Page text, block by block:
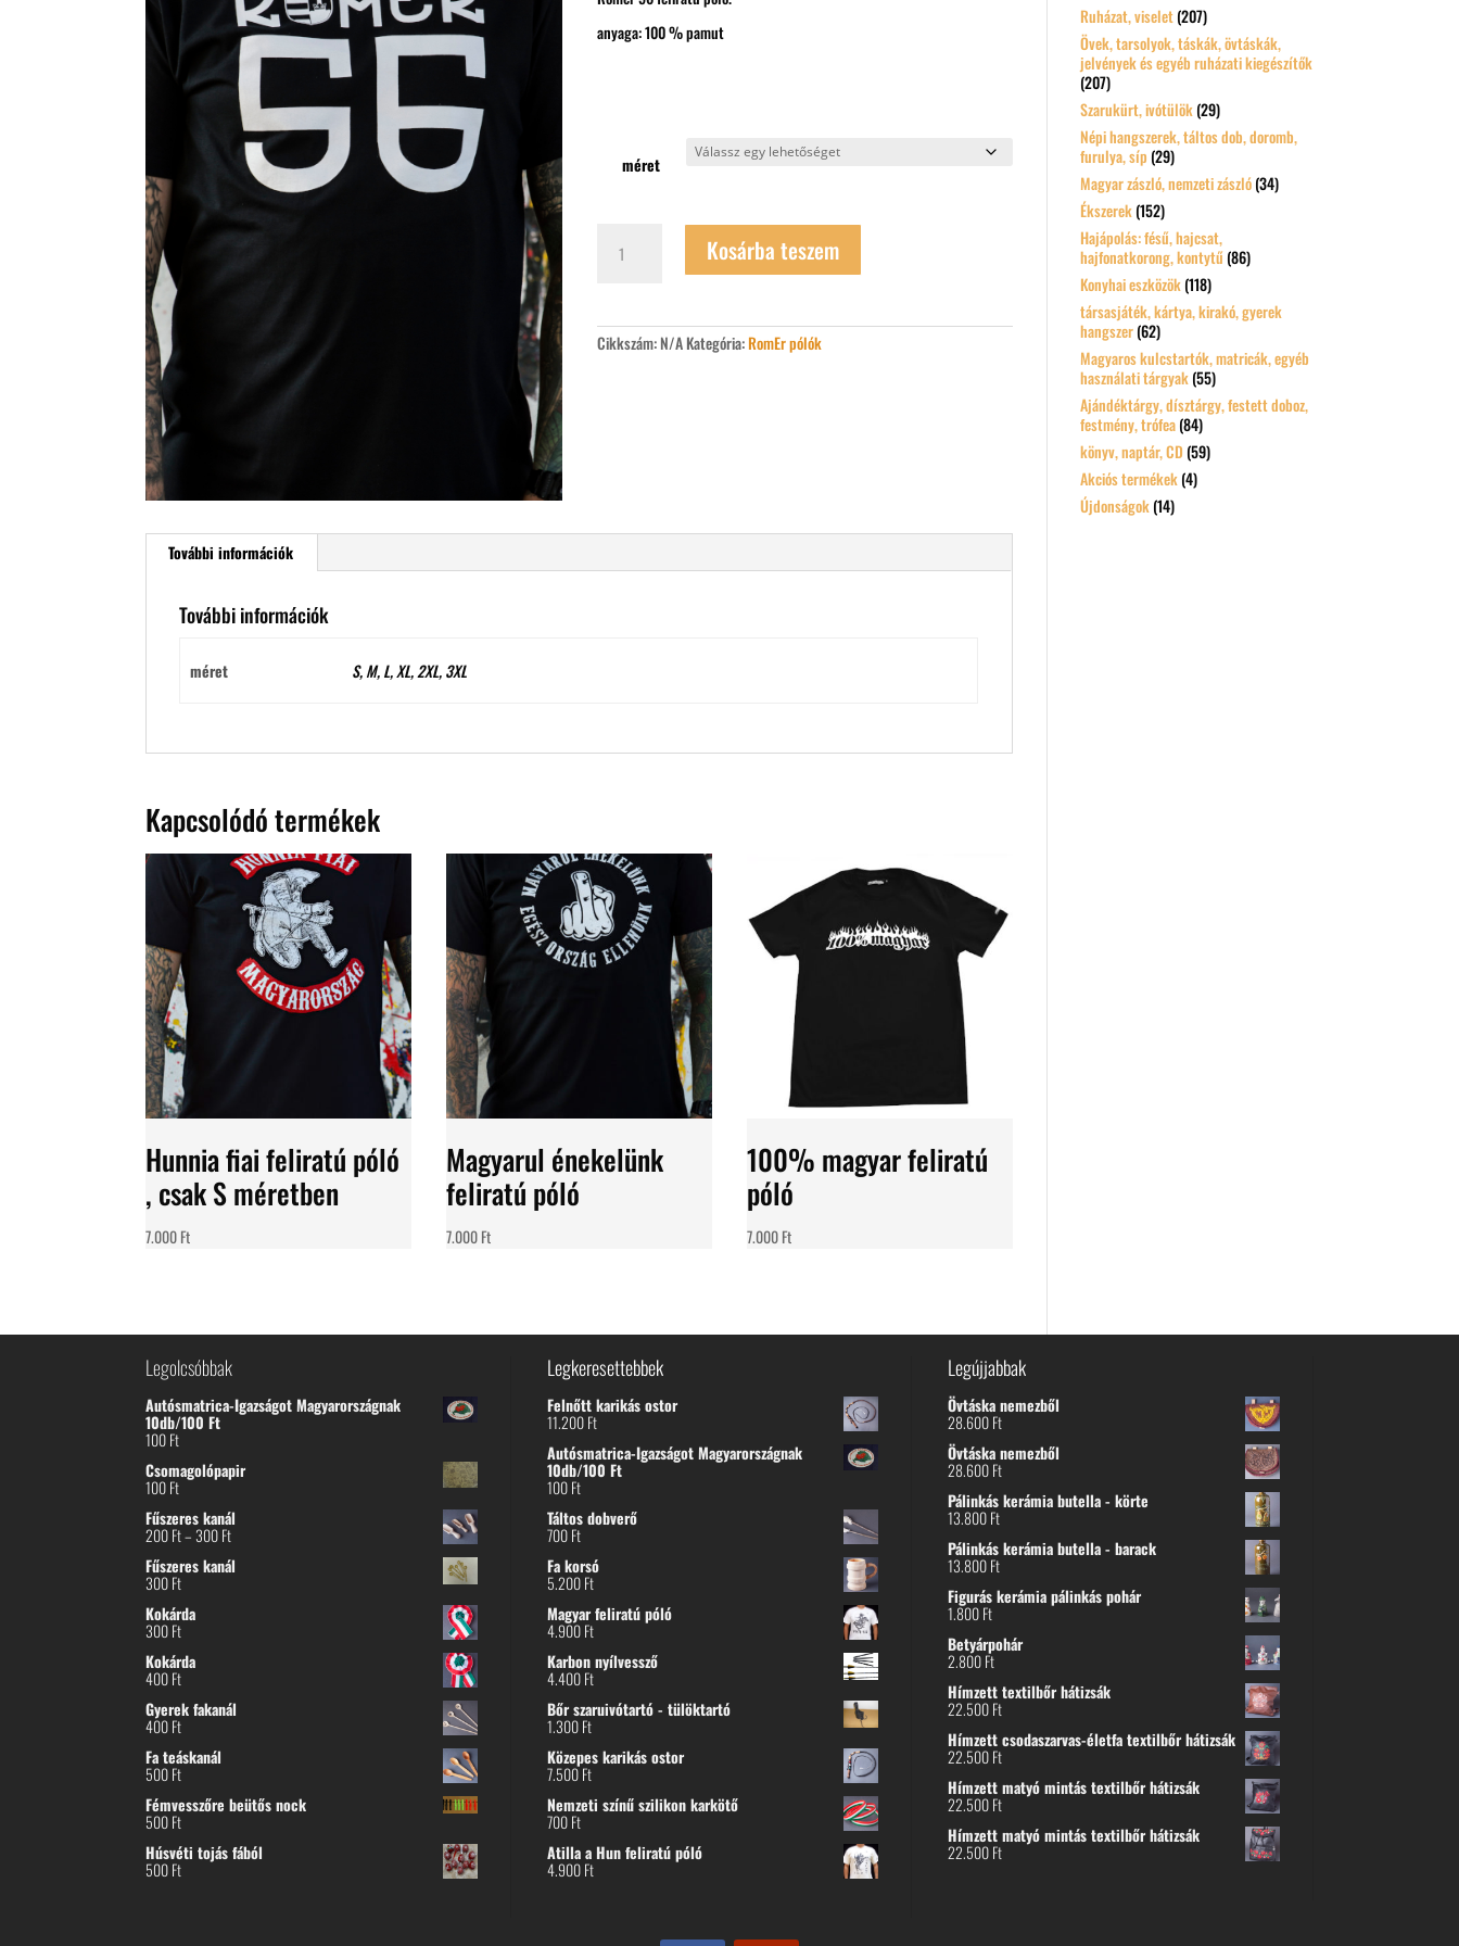
anyaga: 100 % pamut
méret
Kosárba teszem
Cikkszám:N/A Kategória:RomEr pólók
További információk
További információk
méret S, M, L, XL, 2XL, 3XL
Kapcsolódó termékek
Hunnia fiai feliratú póló
, csak S méretben
7.000Ft
Magyarul énekelünk
feliratú póló
7.000Ft
100% magyar feliratú
póló
7.000Ft
Ruházat, viselet(207)
Övek, tarsolyok, táskák, övtáskák,
jelvények és egyéb ruházati kiegészítők
(207)
Szarukürt, ivótülök(29)
Népi hangszerek, táltos dob, doromb,
furulya, síp (29)
Magyar zászló, nemzeti zászló(34)
Ékszerek(152)
Hajápolás: fésű, hajcsat,
hajfonatkorong, kontytű(86)
Konyhai eszközök(118)
társasjáték, kártya, kirakó, gyerek
hangszer(62)
Magyaros kulcstartók, matricák, egyéb
használati tárgyak(55)
Ajándéktárgy, dísztárgy, festett doboz,
festmény, trófea(84)
könyv, naptár, CD (59)
Akciós termékek(4)
Újdonságok(14)
Legolcsóbbak
Autósmatrica-Igazságot Magyarországnak
10db/100 Ft
100Ft
Csomagolópapir
100Ft
Fűszeres kanál
200Ft– 300FtÁrtartomány:
-
Fűszeres kanál
300Ft
Kokárda
300Ft
Kokárda
400Ft
Gyerek fakanál
400Ft
Fa teáskanál
500Ft
Fémvesszőre beütős nock
500Ft
Húsvéti tojás fából
500Ft
Legkeresettebbek
Felnőtt karikás ostor
11.200Ft
Autósmatrica-Igazságot Magyarországnak
10db/100 Ft
100Ft
Táltos dobverő
700Ft
Fa korsó
5.200Ft
Magyar feliratú póló
4.900Ft
Karbon nyílvessző
4.400Ft
Bőr szaruivótartó - tülöktartó
1.300Ft
Közepes karikás ostor
7.500Ft
Nemzeti színű szilikon karkötő
700Ft
Atilla a Hun feliratú póló
4.900Ft
Legújjabbak
Övtáska nemezből
28.600Ft
Övtáska nemezből
28.600Ft
Pálinkás kerámia butella - körte
13.800Ft
Pálinkás kerámia butella - barack
13.800Ft
Figurás kerámia pálinkás pohár
1.800Ft
Betyárpohár
2.800Ft
Hímzett textilbőr hátizsák
22.500Ft
Hímzett csodaszarvas-életfa textilbőr hátizsák
22.500Ft
Hímzett matyó mintás textilbőr hátizsák
22.500Ft
Hímzett matyó mintás textilbőr hátizsák
22.500Ft